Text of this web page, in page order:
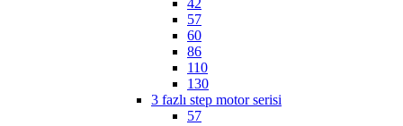
42
57
60
86
110
130
3 fazlı step motor serisi
57